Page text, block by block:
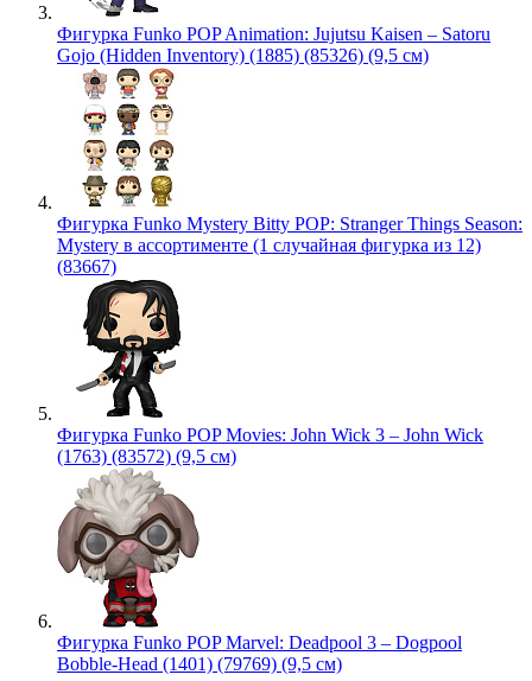
Фигурка Funko POP Animation: Jujutsu Kaisen – Satoru
Gojo (Hidden Inventory) (1885) (85326) (9,5 см)
Фигурка Funko Mystery Bitty POP: Stranger Things Season:
Mystery в ассортименте (1 случайная фигурка из 12)
(83667)
Фигурка Funko POP Movies: John Wick 3 – John Wick
(1763) (83572) (9,5 см)
Фигурка Funko POP Marvel: Deadpool 3 – Dogpool
Bobble-Head (1401) (79769) (9,5 см)